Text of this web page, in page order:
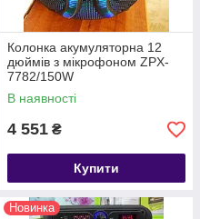
Колонка акумуляторна 12
дюймів з мікрофоном ZPX-
7782/150W
(USB/FM/Bluetooth/TWS)
В наявності
4 551 ₴
Купити
Новинка